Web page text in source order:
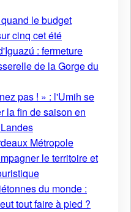
le budget
cinq cet été
: fermeture
de la Gorge du
pas ! » : l'Umih se
la fin de saison en
Métropole
le territoire et
du monde :
tout faire à pied ?